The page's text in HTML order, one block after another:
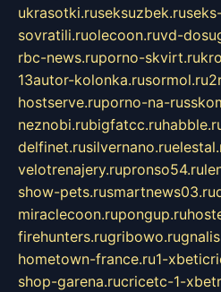
ukrasotki.ruseksuzbek.ru
sovratili.ruolecoon.ruvd-
rbc-news.ruporno-skvirt.ru
13autor-kolonka.rusormol.ru
hostserve.ruporno-na-
neznobi.rubigfatcc.ru
delfinet.rusilvernano.ru
velotrenajery.rupronso54.ru
show-pets.rusmartnews03.ru
miraclecoon.rupongup.ru
firehunters.rugribowo.ru
hometown-france.ru1-
shop-garena.rucricetc-1-